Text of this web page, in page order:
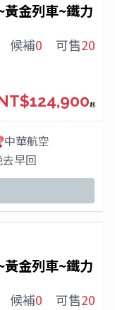
金列車~鐵力
候補0 可售20
中華航空
去早回
起
金列車~鐵力
候補0 可售20